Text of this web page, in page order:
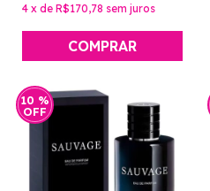
4 x de R$170,78 sem juros
10 %
OFF